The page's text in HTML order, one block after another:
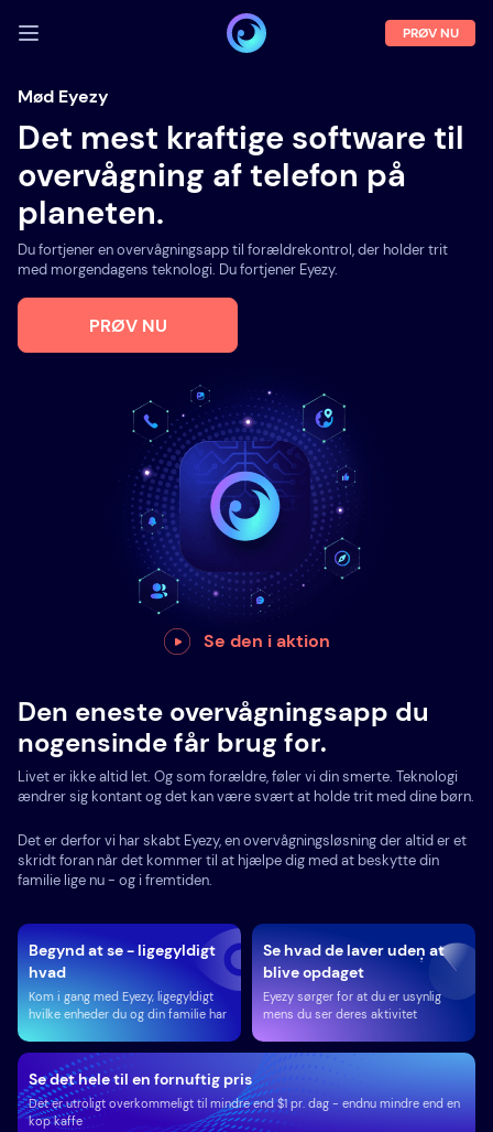
LOG IND
Demo
Funktioner
Om os
Blog
PRØV NU
Mød Eyezy
Det mest kraftige software til
overvågning af telefon på
planeten.
Du fortjener en overvågningsapp til forældrekontrol, der holder trit
med morgendagens teknologi. Du fortjener Eyezy.
PRØV NU
Se den i aktion
Den eneste overvågningsapp du
nogensinde får brug for.
Livet er ikke altid let. Og som forældre, føler vi din smerte. Teknologi
ændrer sig kontant og det kan være svært at holde trit med dine børn.
Det er derfor vi har skabt Eyezy, en overvågningsløsning der altid er et
skridt foran når det kommer til at hjælpe dig med at beskytte din
familie lige nu - og i fremtiden.
Begynd at se - ligegyldigt
hvad
Kom i gang med Eyezy, ligegyldigt
hvilke enheder du og din familie har
Se hvad de laver uden at
blive opdaget
Eyezy sørger for at du er usynlig
mens du ser deres aktivitet
Se det hele til en fornuftig pris
Det er utroligt overkommeligt til mindre end $1 pr. dag - endnu mindre end en
kop kaffe